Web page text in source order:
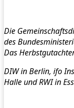
Die
des
Das
DIW in Berlin, ifo
Halle und RWI in